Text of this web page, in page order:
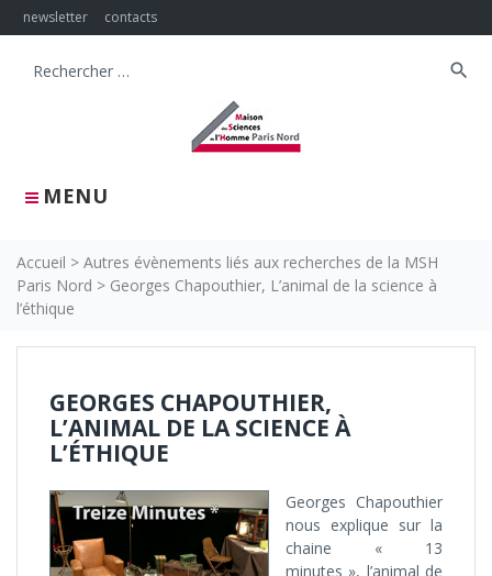
Skip
to
newsletter contacts
MENU
Search
search
Accueil > Autres évènements liés aux recherches de la MSH
Paris Nord > Georges Chapouthier, L’animal de la science à
l’éthique
GEORGES CHAPOUTHIER,
L’ANIMAL DE LA SCIENCE À
L’ÉTHIQUE
Georges Chapouthier
nous explique sur la
chaine « 13
minutes », l’animal de